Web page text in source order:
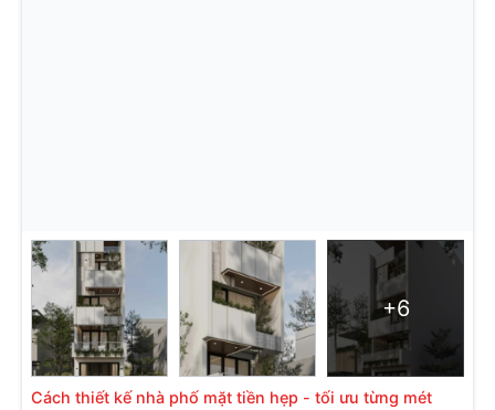
+6
Cách thiết kế nhà phố mặt tiền hẹp - tối ưu từng mét